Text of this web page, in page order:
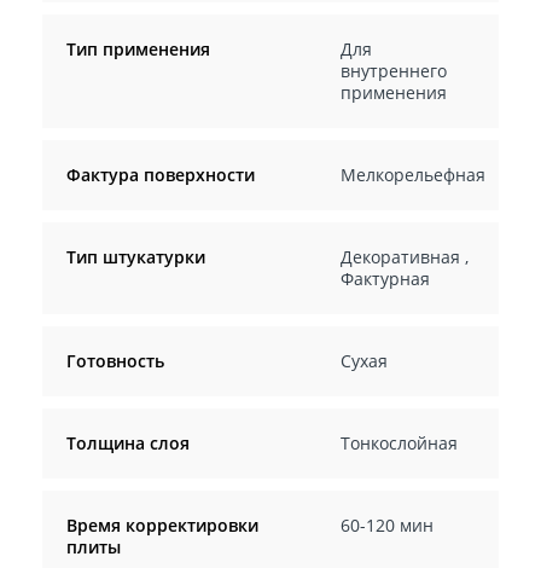
Тип применения
Для
внутреннего
применения
Фактура поверхности Мелкорельефная
Тип штукатурки Декоративная ,
Фактурная
Готовность Сухая
Толщина слоя Тонкослойная
Время корректировки
плиты
60-120 мин